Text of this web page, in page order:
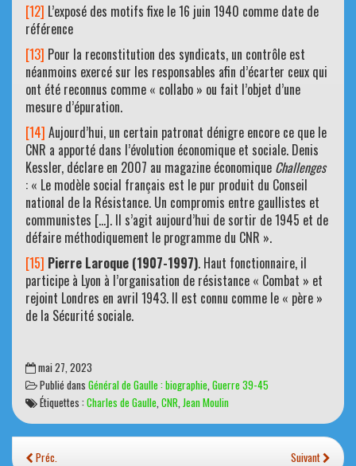
[12] L’exposé des motifs fixe le 16 juin 1940 comme date de
référence
[13] Pour la reconstitution des syndicats, un contrôle est
néanmoins exercé sur les responsables afin d’écarter ceux qui
ont été reconnus comme « collabo » ou fait l’objet d’une
mesure d’épuration.
[14] Aujourd’hui, un certain patronat dénigre encore ce que le
CNR a apporté dans l’évolution économique et sociale. Denis
Kessler, déclare en 2007 au magazine économique Challenges
: « Le modèle social français est le pur produit du Conseil
national de la Résistance. Un compromis entre gaullistes et
communistes […]. Il s’agit aujourd’hui de sortir de 1945 et de
défaire méthodiquement le programme du CNR ».
[15] Pierre Laroque (1907-1997). Haut fonctionnaire, il
participe à Lyon à l’organisation de résistance « Combat » et
rejoint Londres en avril 1943. Il est connu comme le « père »
de la Sécurité sociale.
mai 27, 2023
Publié dans Général de Gaulle : biographie Guerre 39-45
Étiquettes :Charles de Gaulle CNR Jean Moulin
Préc. Suivant